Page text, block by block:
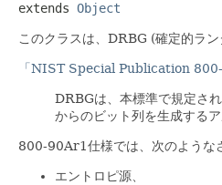
extends Object
このクラスは、DRBG (確定的ラ
「NIST Special Publication 800-
DRBGは、本標準で規定さ
からのビット列を生成する
800-90Ar1仕様では、次のような
エントロピ源、